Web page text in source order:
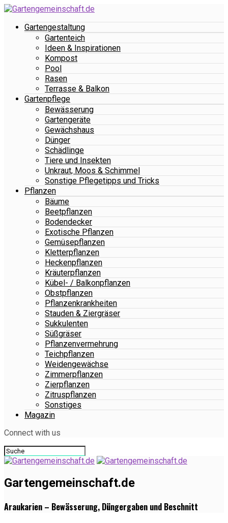
Gartengestaltung
Gartenteich
Ideen & Inspirationen
Kompost
Pool
Rasen
Terrasse & Balkon
Gartenpflege
Bewässerung
Gartengeräte
Gewächshaus
Dünger
Schädlinge
Tiere und Insekten
Unkraut, Moos & Schimmel
Sonstige Pflegetipps und Tricks
Pflanzen
Bäume
Beetpflanzen
Bodendecker
Exotische Pflanzen
Gemüsepflanzen
Kletterpflanzen
Heckenpflanzen
Kräuterpflanzen
Kübel- / Balkonpflanzen
Obstpflanzen
Pflanzenkrankheiten
Stauden & Ziergräser
Sukkulenten
Süßgräser
Pflanzenvermehrung
Teichpflanzen
Weidengewächse
Zimmerpflanzen
Zierpflanzen
Zitruspflanzen
Sonstiges
Magazin
Connect with us
Gartengemeinschaft.de
Araukarien – Bewässerung, Düngergaben und Beschnitt